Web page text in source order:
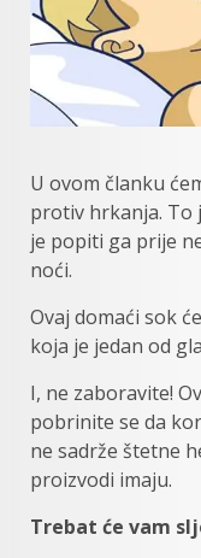
U ovom članku
protiv hrkanja. To
je popiti ga prije
noći.
Ovaj domaći sok
koja je jedan od
I, ne zaboravite!
pobrinite se da
ne sadrže štetne
proizvodi imaju.
Trebat će vam